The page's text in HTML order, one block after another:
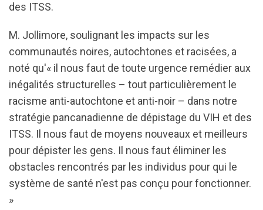
des ITSS.
M. Jollimore, soulignant les impacts sur les
communautés noires, autochtones et racisées, a
noté qu'« il nous faut de toute urgence remédier aux
inégalités structurelles – tout particulièrement le
racisme anti-autochtone et anti-noir – dans notre
stratégie pancanadienne de dépistage du VIH et des
ITSS. Il nous faut de moyens nouveaux et meilleurs
pour dépister les gens. Il nous faut éliminer les
obstacles rencontrés par les individus pour qui le
système de santé n'est pas conçu pour fonctionner.
»